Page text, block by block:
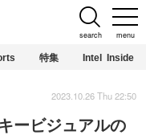
menu
search
特集 Intel Inside
ービジュアルの
2023.10.26 Thu 22:50